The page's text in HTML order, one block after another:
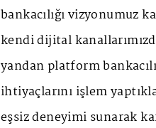
bankacılığı vizyonumuz
kendi dijital
yandan platform
ihtiyaçlarını işlem
eşsiz deneyimi sunarak